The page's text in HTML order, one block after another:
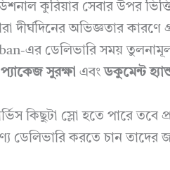
কুরিয়ার সেবার উপর
অভিজ্ঞতার কারণে
এর ডেলিভারি সময়
প্যাকেজ সুরক্ষা এবং ডকুমেন্ট
কিছুটা স্লো হতে পারে তবে
পণ্য ডেলিভারি করতে চান